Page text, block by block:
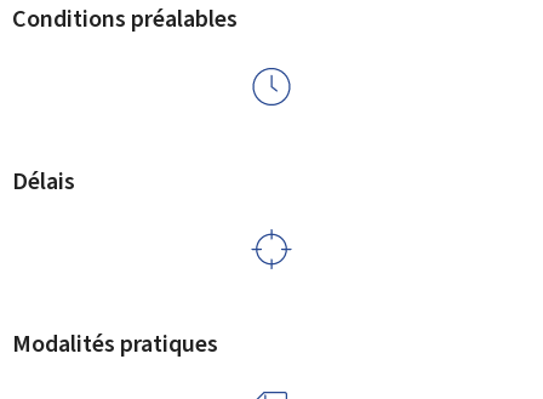
Conditions préalables
Délais
Modalités pratiques